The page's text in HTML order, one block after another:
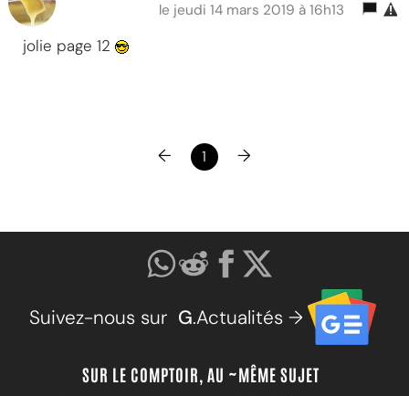
le jeudi 14 mars 2019 à 16h13
jolie page 12
← 1 →
Suivez-nous sur G.Actualités →
SUR LE COMPTOIR, AU ~MÊME SUJET